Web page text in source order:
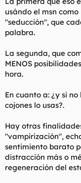
usándo el msn
"seducción", que
palabra.
La segunda, que
MENOS
hora.
En cuanto a: ¿y si
cojones lo usas?.
Hay otras
"vampirización",
sentimiento barato
distracción más o
regeneración del